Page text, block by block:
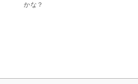
かな？